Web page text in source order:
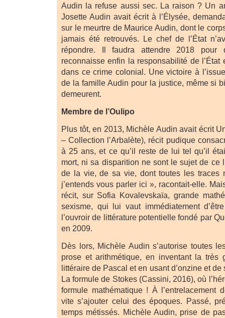
Audin la refuse aussi sec. La raison ? Un
Josette Audin avait écrit à l’Élysée,
sur le meurtre de Maurice Audin, dont le
jamais été retrouvés. Le chef de l’État
répondre. Il faudra attendre 2018 pour
reconnaisse enfin la responsabilité de l’État
dans ce crime colonial. Une victoire à
de la famille Audin pour la justice, même si
demeurent.
Membre de l’Oulipo
Plus tôt, en 2013, Michèle Audin avait écrit
– Collection l’Arbalète), récit pudique
à 25 ans, et ce qu’il reste de lui tel qu’il
mort, ni sa disparition ne sont le sujet de ce
de la vie, de sa vie, dont toutes les traces
j’entends vous parler ici », racontait-elle.
récit, sur Sofia Kovalevskaïa, grande
sexisme, qui lui vaut immédiatement
l’ouvroir de littérature potentielle fondé par
en 2009.
Dès lors, Michèle Audin s’autorise toutes
prose et arithmétique, en inventant la très
littéraire de Pascal et en usant d’onzine et de
La formule de Stokes (Cassini, 2016), où
formule mathématique ! À l’entrelacement
vite s’ajouter celui des époques. Passé,
temps métissés. Michèle Audin, prise de